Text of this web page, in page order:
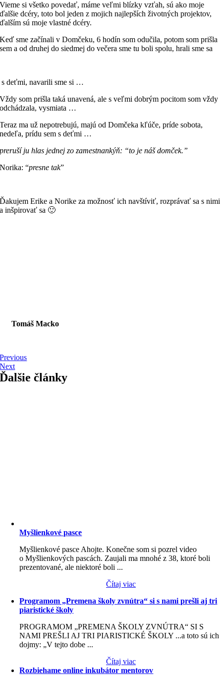
Vieme si všetko povedať, máme veľmi blízky vzťah, sú ako moje
ďalšie dcéry, toto bol jeden z mojich najlepších životných projektov,
ďalším sú moje vlastné dcéry.
Keď sme začínali v Domčeku, 6 hodín som odučila, potom som prišla
sem a od druhej do siedmej do večera sme tu boli spolu, hrali sme sa
s deťmi, navarili sme si …
Vždy som prišla taká unavená, ale s veľmi dobrým pocitom som vždy
odchádzala, vysmiata …
Teraz ma už nepotrebujú, majú od Domčeka kľúče, príde sobota,
nedeľa, prídu sem s deťmi …
preruší ju hlas jednej zo zamestnankýň: “to je náš domček.”
Norika: “presne tak”
Ďakujem Erike a Norike za možnosť ich navštíviť, rozprávať sa s nimi
a inšpirovať sa 🙂
Tomáš Macko
Previous
Next
Ďalšie články
Myšlienkové pasce
Myšlienkové pasce Ahojte. Konečne som si pozrel video
o Myšlienkových pascách. Zaujali ma mnohé z 38, ktoré boli
prezentované, ale niektoré boli ...
Čítaj viac
Programom „Premena školy zvnútra“ si s nami prešli aj tri
piaristické školy
PROGRAMOM „PREMENA ŠKOLY ZVNÚTRA“ SI S
NAMI PREŠLI AJ TRI PIARISTICKÉ ŠKOLY ...a toto sú ich
dojmy: „V tejto dobe ...
Čítaj viac
Rozbiehame online inkubátor mentorov